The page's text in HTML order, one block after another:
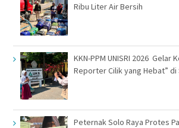
Ribu Liter Air Bersih
KKN-PPM UNISRI 2026 Gelar
Reporter Cilik yang Hebat” di
Peternak Solo Raya Protes